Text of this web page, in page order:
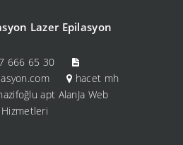
Lazer Epilasyon
666 65 30
hacet mh
apt AlanJa Web
Hizmetleri